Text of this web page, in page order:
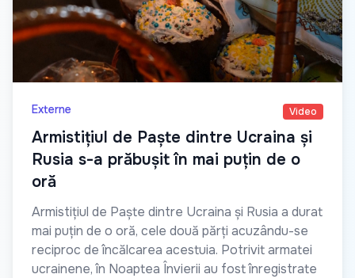
Externe Video
Armistițiul de Paște dintre Ucraina și
Rusia s-a prăbușit în mai puțin de o
oră
Armistițiul de Paște dintre Ucraina și Rusia a durat
mai puțin de o oră, cele două părți acuzându-se
reciproc de încălcarea acestuia. Potrivit armatei
ucrainene, în Noaptea Învierii au fost înregistrate